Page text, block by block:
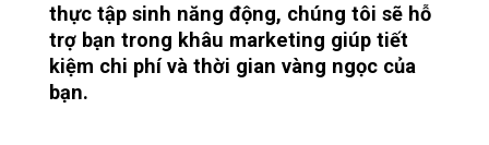
thực tập sinh năng động, chúng tôi sẽ hỗ
trợ bạn trong khâu marketing giúp tiết
kiệm chi phí và thời gian vàng ngọc của
bạn.